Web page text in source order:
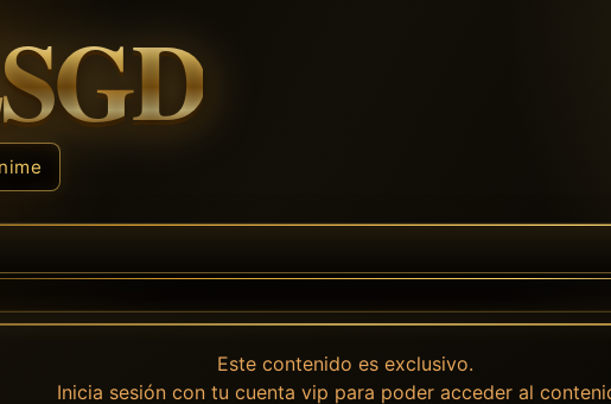
Este contenido es exclusivo.
Inicia sesión con tu cuenta vip para poder acceder al